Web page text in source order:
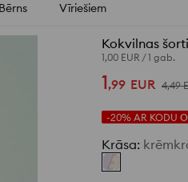
Bērns Vīriešiem
Kokvilnas
1,00 EUR /1 gab.
1,99 EUR 4,49
-20% AR KODU
Krāsa: